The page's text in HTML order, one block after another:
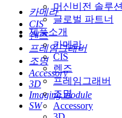
머신비전 솔루션
글로벌 파트너
제품소개
카메라
CIS
렌즈
프레임그래버
조명
Accessory
카메라
CIS
렌즈
프레임그래버
조명
Accessory
3D
Imaging module
SW